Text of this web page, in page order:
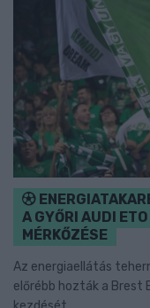
A GYŐRI AUDI
MÉRKŐZÉSE
Az energiaellátás
előrébb hozták a Brest